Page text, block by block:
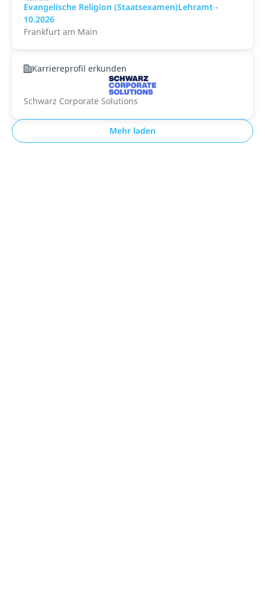
Evangelische Religion (Staatsexamen)Lehramt -
10.2026
Frankfurt am Main
Karriereprofil erkunden
Schwarz Corporate Solutions
Mehr laden